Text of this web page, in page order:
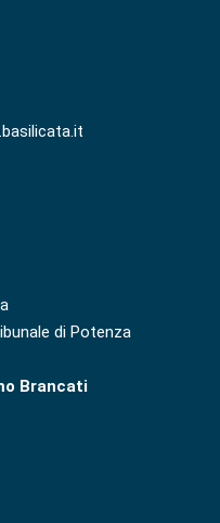
di Potenza
Brancati